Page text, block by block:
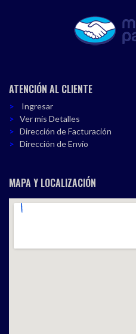
ATENCIÓN AL CLIENTE
Ingresar
Ver mis Detalles
Dirección de Facturación
Dirección de Envío
MAPA Y LOCALIZACIÓN